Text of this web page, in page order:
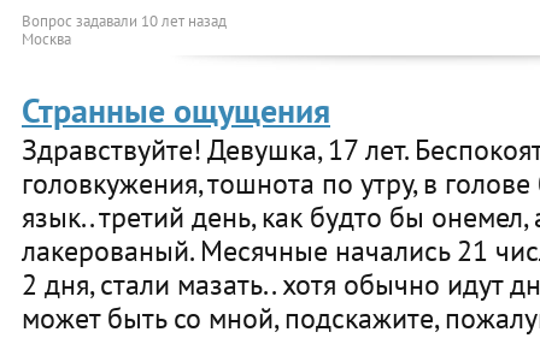
Вопрос задавали 10 лет назад
Москва
Странные ощущения
Здравствуйте! Девушка, 17 лет.
головкужения, тошнота по утру, в
язык.. третий день, как будто бы онемел,
лакерованый. Месячные начались 21
2 дня, стали мазать.. хотя обычно идут
может быть со мной, подскажите,